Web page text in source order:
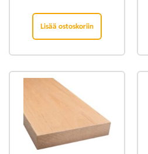
Lisää ostoskoriin